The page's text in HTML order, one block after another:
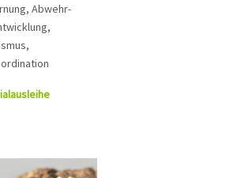
Abwehr-